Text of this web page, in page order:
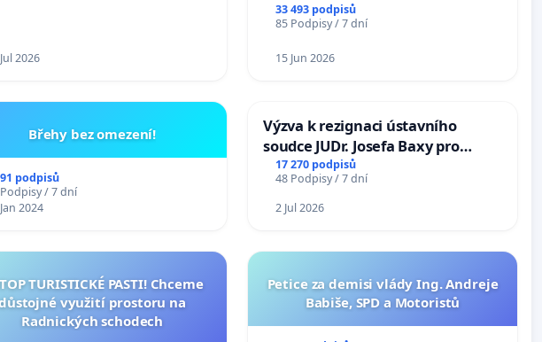
2026
33 493 podpisů
85 Podpisy / 7 dní
15 Jun 2026
Břehy bez omezení!
podpisů
/ 7 dní
2024
Výzva k rezignaci ústavního
soudce JUDr. Josefa Baxy pro
ohrožení důvěry ve spravedlivý
proces
17 270 podpisů
48 Podpisy / 7 dní
2 Jul 2026
TURISTICKÉ PASTI! Chceme
využití prostoru na
Radnických schodech
Petice za demisi vlády Ing. Andreje
Babiše, SPD a Motoristů